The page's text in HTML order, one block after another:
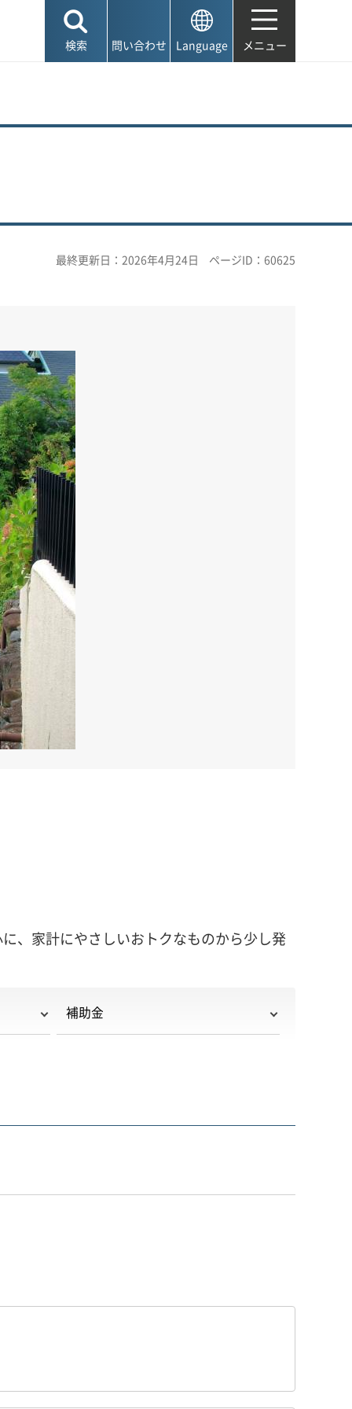
検索 問い合わせ Language メニュー
最終更新日：2026年4月24日 ページID：60625
、家計にやさしいおトクなものから少し発
補助金